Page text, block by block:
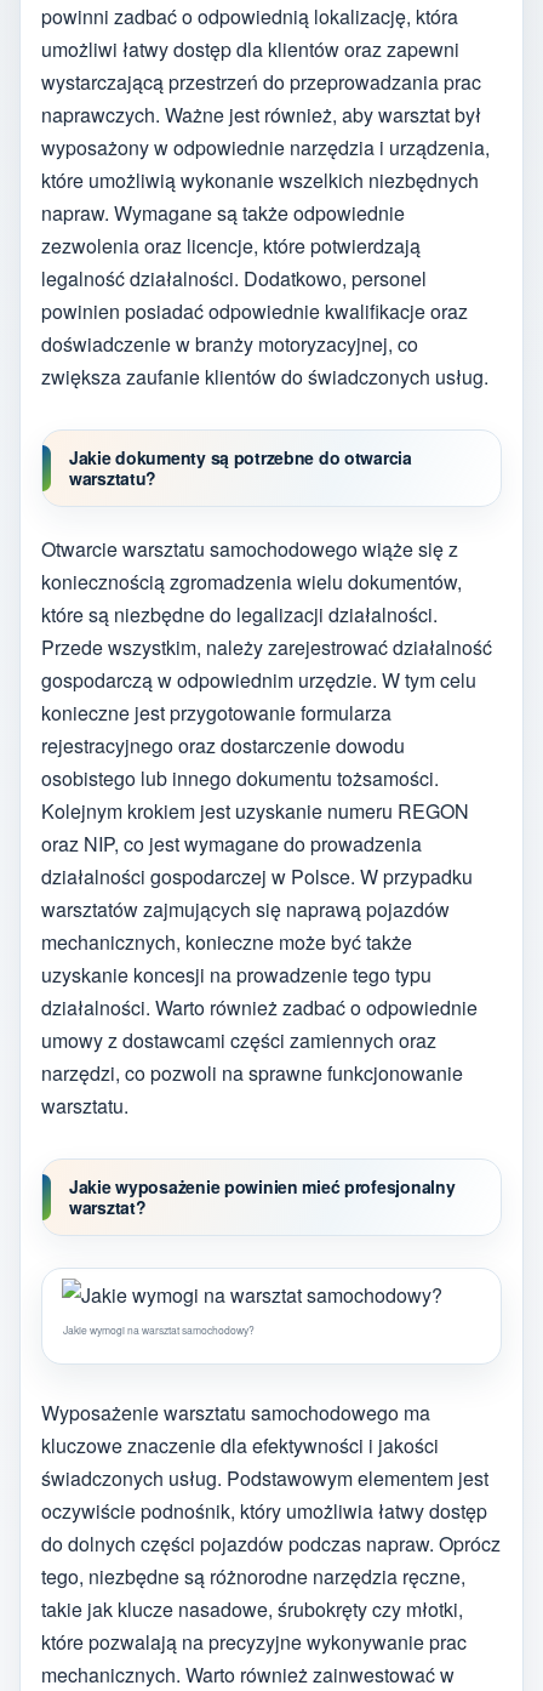
powinni zadbać o odpowiednią lokalizację, która
umożliwi łatwy dostęp dla klientów oraz zapewni
wystarczającą przestrzeń do przeprowadzania prac
naprawczych. Ważne jest również, aby warsztat był
wyposażony w odpowiednie narzędzia i urządzenia,
które umożliwią wykonanie wszelkich niezbędnych
napraw. Wymagane są także odpowiednie
zezwolenia oraz licencje, które potwierdzają
legalność działalności. Dodatkowo, personel
powinien posiadać odpowiednie kwalifikacje oraz
doświadczenie w branży motoryzacyjnej, co
zwiększa zaufanie klientów do świadczonych usług.
Jakie dokumenty są potrzebne do otwarcia
warsztatu?
Otwarcie warsztatu samochodowego wiąże się z
koniecznością zgromadzenia wielu dokumentów,
które są niezbędne do legalizacji działalności.
Przede wszystkim, należy zarejestrować działalność
gospodarczą w odpowiednim urzędzie. W tym celu
konieczne jest przygotowanie formularza
rejestracyjnego oraz dostarczenie dowodu
osobistego lub innego dokumentu tożsamości.
Kolejnym krokiem jest uzyskanie numeru REGON
oraz NIP, co jest wymagane do prowadzenia
działalności gospodarczej w Polsce. W przypadku
warsztatów zajmujących się naprawą pojazdów
mechanicznych, konieczne może być także
uzyskanie koncesji na prowadzenie tego typu
działalności. Warto również zadbać o odpowiednie
umowy z dostawcami części zamiennych oraz
narzędzi, co pozwoli na sprawne funkcjonowanie
warsztatu.
Jakie wyposażenie powinien mieć profesjonalny
warsztat?
Jakie wymogi na warsztat samochodowy?
Wyposażenie warsztatu samochodowego ma
kluczowe znaczenie dla efektywności i jakości
świadczonych usług. Podstawowym elementem jest
oczywiście podnośnik, który umożliwia łatwy dostęp
do dolnych części pojazdów podczas napraw. Oprócz
tego, niezbędne są różnorodne narzędzia ręczne,
takie jak klucze nasadowe, śrubokręty czy młotki,
które pozwalają na precyzyjne wykonywanie prac
mechanicznych. Warto również zainwestować w